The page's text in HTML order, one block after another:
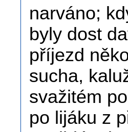
narváno;
byly dost
příjezd
sucha,
svažitém
po lijáku z